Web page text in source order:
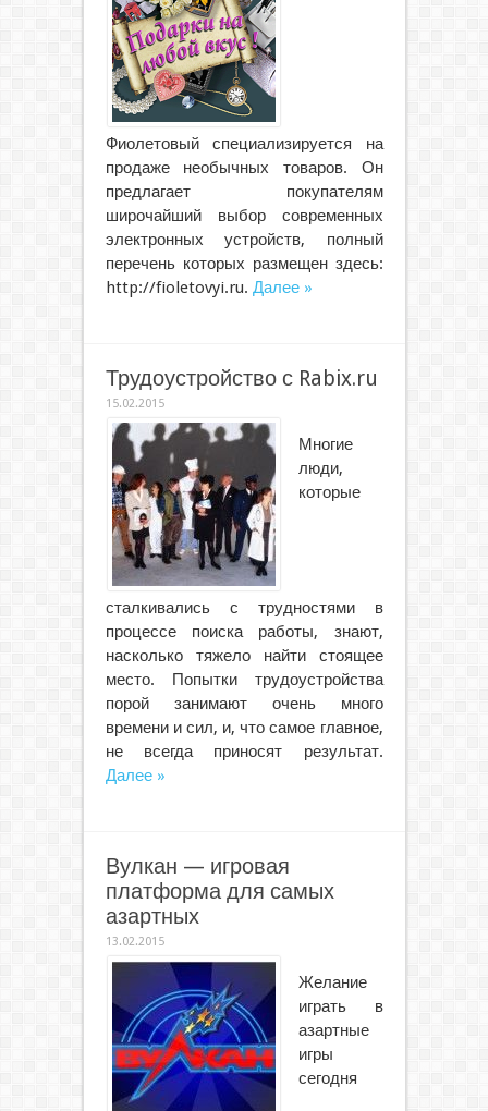
Фиолетовый специализируется на
продаже необычных товаров. Он
предлагает покупателям
широчайший выбор современных
электронных устройств, полный
перечень которых размещен здесь:
http://fioletovyi.ru. Далее »
Трудоустройство с Rabix.ru
15.02.2015
Многие
люди,
которые
сталкивались с трудностями в
процессе поиска работы, знают,
насколько тяжело найти стоящее
место. Попытки трудоустройства
порой занимают очень много
времени и сил, и, что самое главное,
не всегда приносят результат.
Далее »
Вулкан — игровая
платформа для самых
азартных
13.02.2015
Желание
играть в
азартные
игры
сегодня